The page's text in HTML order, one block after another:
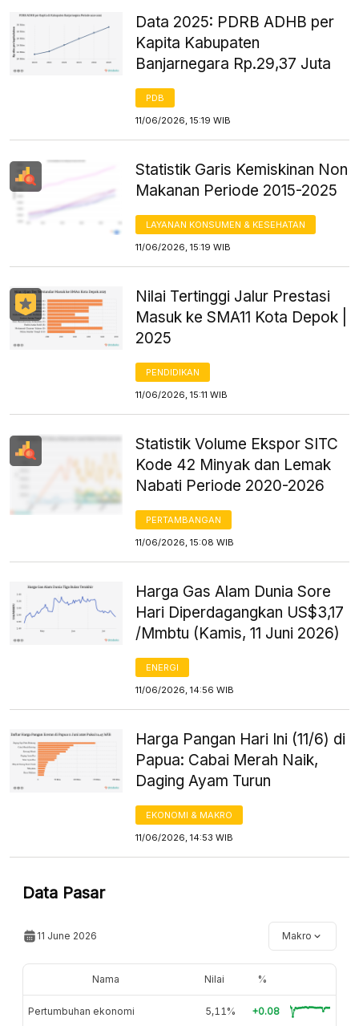
Data 2025: PDRB ADHB per
Kapita Kabupaten
Banjarnegara Rp.29,37 Juta
PDB
11/06/2026, 15:19 WIB
Statistik Garis Kemiskinan Non
Makanan Periode 2015-2025
LAYANAN KONSUMEN & KESEHATAN
11/06/2026, 15:19 WIB
Nilai Tertinggi Jalur Prestasi
Masuk ke SMA11 Kota Depok |
2025
PENDIDIKAN
11/06/2026, 15:11 WIB
Statistik Volume Ekspor SITC
Kode 42 Minyak dan Lemak
Nabati Periode 2020-2026
PERTAMBANGAN
11/06/2026, 15:08 WIB
Harga Gas Alam Dunia Sore
Hari Diperdagangkan US$3,17
/Mmbtu (Kamis, 11 Juni 2026)
ENERGI
11/06/2026, 14:56 WIB
Harga Pangan Hari Ini (11/6) di
Papua: Cabai Merah Naik,
Daging Ayam Turun
EKONOMI & MAKRO
11/06/2026, 14:53 WIB
Data Pasar
11 June 2026 Makro
Nama Nilai %
Pertumbuhan ekonomi 5,11% +0.08